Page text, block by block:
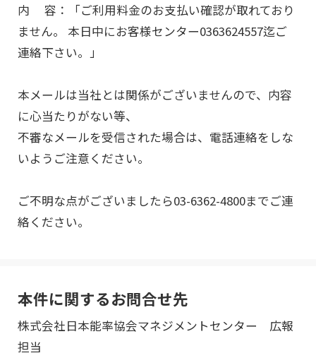
内 容：「ご利用料金のお支払い確認が取れており
ません。 本日中にお客様センター0363624557迄ご
連絡下さい。」
本メールは当社とは関係がございませんので、内容
に心当たりがない等、
不審なメールを受信された場合は、電話連絡をしな
いようご注意ください。
ご不明な点がございましたら03-6362-4800までご連
絡ください。
本件に関するお問合せ先
株式会社日本能率協会マネジメントセンター 広報
担当